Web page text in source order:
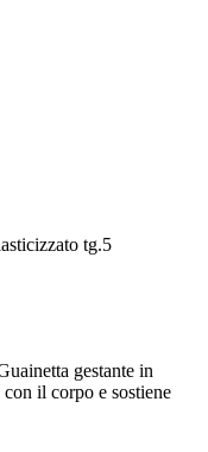
tg.5
gestante in
il corpo e sostiene